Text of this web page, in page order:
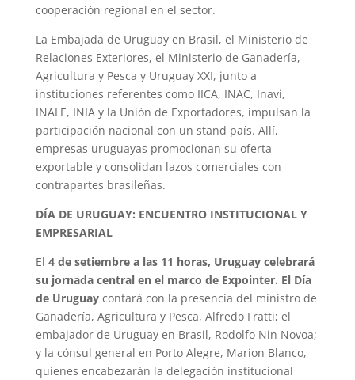
cooperación regional en el sector.
La Embajada de Uruguay en Brasil, el Ministerio de
Relaciones Exteriores, el Ministerio de Ganadería,
Agricultura y Pesca y Uruguay XXI, junto a
instituciones referentes como IICA, INAC, Inavi,
INALE, INIA y la Unión de Exportadores, impulsan la
participación nacional con un stand país. Allí,
empresas uruguayas promocionan su oferta
exportable y consolidan lazos comerciales con
contrapartes brasileñas.
DÍA DE URUGUAY: ENCUENTRO INSTITUCIONAL Y
EMPRESARIAL
El 4 de setiembre a las 11 horas, Uruguay celebrará
su jornada central en el marco de Expointer. El Día
de Uruguaycontará con la presencia del ministro de
Ganadería, Agricultura y Pesca, Alfredo Fratti; el
embajador de Uruguay en Brasil, Rodolfo Nin Novoa;
y la cónsul general en Porto Alegre, Marion Blanco,
quienes encabezarán la delegación institucional